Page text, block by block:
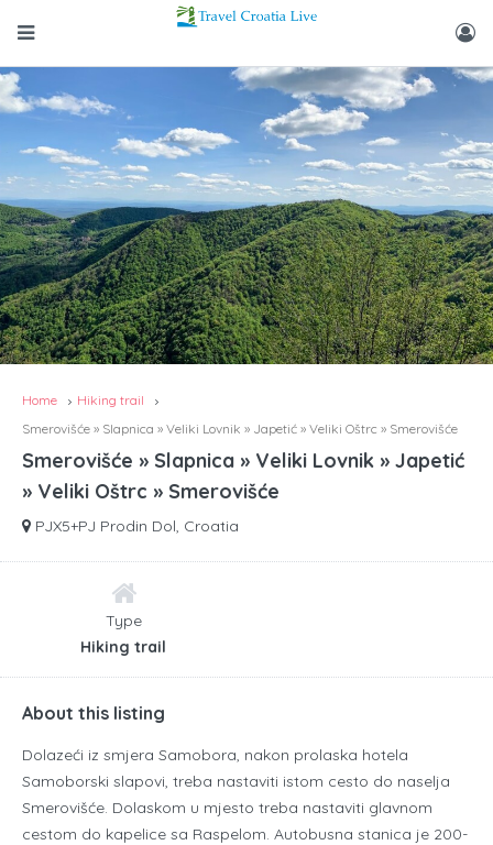
Home
Hiking trail
Smerovišće » Slapnica » Veliki Lovnik » Japetić » Veliki Oštrc » Smerovišće
Smerovišće » Slapnica » Veliki Lovnik » Japetić
» Veliki Oštrc » Smerovišće
PJX5+PJ Prodin Dol, Croatia
Type
Hiking trail
About this listing
Dolazeći iz smjera Samobora, nakon prolaska hotela
Samoborski slapovi, treba nastaviti istom cesto do naselja
Smerovišće. Dolaskom u mjesto treba nastaviti glavnom
cestom do kapelice sa Raspelom. Autobusna stanica je 200-